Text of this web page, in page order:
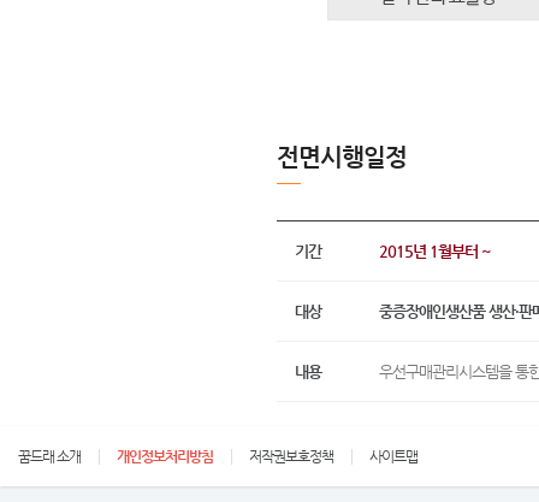
전면시행일정
기간 2015년 1월부터 ~
대상 중증장애인생산품 생산·판
내용 우선구매관리시스템을 통
꿈드래 소개 개인정보처리방침 저작권보호정책 사이트맵